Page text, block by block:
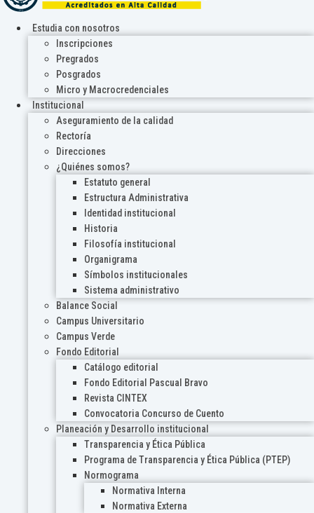
Estudia con nosotros
Inscripciones
Pregrados
Posgrados
Micro y Macrocredenciales
Institucional
Aseguramiento de la calidad
Rectoría
Direcciones
¿Quiénes somos?
Estatuto general
Estructura Administrativa
Identidad institucional
Historia
Filosofía institucional
Organigrama
Símbolos institucionales
Sistema administrativo
Balance Social
Campus Universitario
Campus Verde
Fondo Editorial
Catálogo editorial
Fondo Editorial Pascual Bravo
Revista CINTEX
Convocatoria Concurso de Cuento
Planeación y Desarrollo institucional
Transparencia y Ética Pública
Programa de Transparencia y Ética Pública (PTEP)
Normograma
Normativa Interna
Normativa Externa